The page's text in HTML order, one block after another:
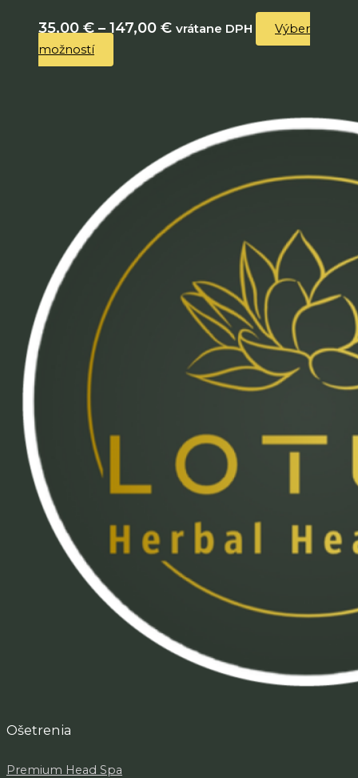
35,00 € – 147,00 € vrátane DPH
Výber
možností
Ošetrenia
Premium Head Spa